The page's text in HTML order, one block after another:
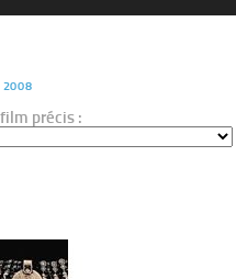
2008
précis :